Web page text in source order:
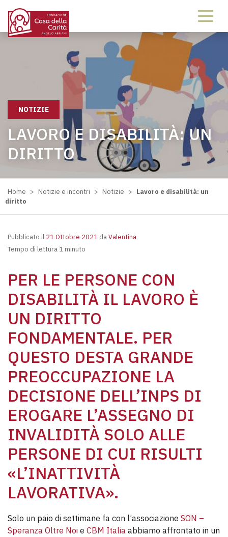
NOTIZIE
LAVORO E DISABILITÀ: UN
DIRITTO
Home > Notizie e incontri > Notizie > Lavoro e disabilità: un
diritto
Pubblicato il 21 Ottobre 2021 daValentina
Tempo di lettura 1 minuto
PER LE PERSONE CON
DISABILITÀ IL LAVORO È
UN DIRITTO
FONDAMENTALE. PER
QUESTO DESTA GRANDE
PREOCCUPAZIONE LA
DECISIONE DELL’INPS DI
EROGARE L’ASSEGNO DI
INVALIDITÀ SOLO ALLE
PERSONE DI CUI RISULTI
«L’INATTIVITÀ
LAVORATIVA».
Solo un paio di settimane fa con l’associazione SON –
Speranza Oltre Noi e CBM Italia abbiamo affrontato in un